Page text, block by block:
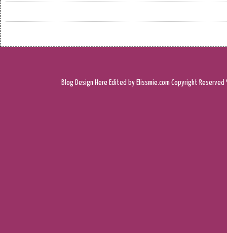
Blog Design Here Edited by Elissmie.com Copyright Reserved